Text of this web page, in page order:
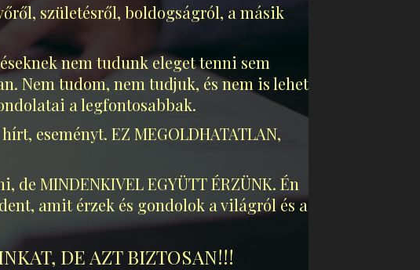
születésről, boldogságról, a másik
nem tudunk eleget tenni sem
Nem tudom, nem tudjuk, és nem is lehet
a legfontosabbak.
eseményt. EZ MEGOLDHATATLAN,
MINDENKIVEL EGYÜTT ÉRZÜNK. Én
amit érzek és gondolok a világról és a
DE AZT BIZTOSAN!!!